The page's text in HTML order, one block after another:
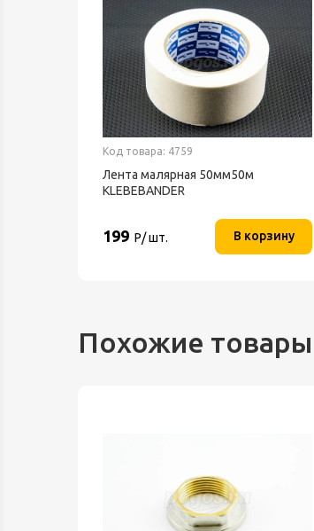
Код товара: 4759
Лента малярная 50мм50м
KLEBEBANDER
199 Р/ шт. В корзину
Похожие товары